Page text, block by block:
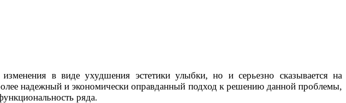
в виде ухудшения эстетики улыбки, но и серьезно сказывается на
надежный и экономически оправданный подход к решению данной проблемы,
ряда.